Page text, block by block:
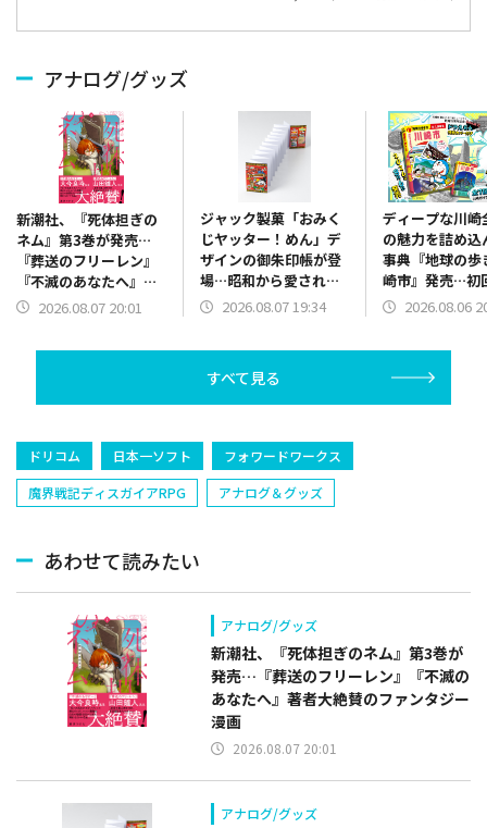
アナログ/グッズ
新潮社、『死体担ぎの
ネム』第3巻が発売…
『葬送のフリーレン』
『不滅のあなたへ』著
者大絶賛のファンタジ
2026.08.07 20:01
ジャック製菓「おみく
じヤッター！めん」デ
ザインの御朱印帳が登
場…昭和から愛される
駄菓子キャラと御朱印
2026.08.07 19:34
ディープな川崎
の魅力を詰め込
事典『地球の歩
崎市』発売…初
で「ドラえもん
2026.08.06
すべて見る
ドリコム 日本一ソフト
フォワードワークス
魔界戦記ディスガイアRPG
アナログ＆グッズ
あわせて読みたい
アナログ/グッズ
新潮社、『死体担ぎのネム』第3巻が
発売…『葬送のフリーレン』『不滅の
あなたへ』著者大絶賛のファンタジー
漫画
2026.08.07 20:01
アナログ/グッズ